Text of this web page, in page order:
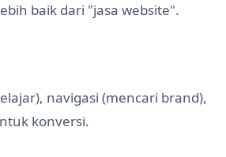
baik dari "jasa website".
navigasi (mencari brand),
konversi.